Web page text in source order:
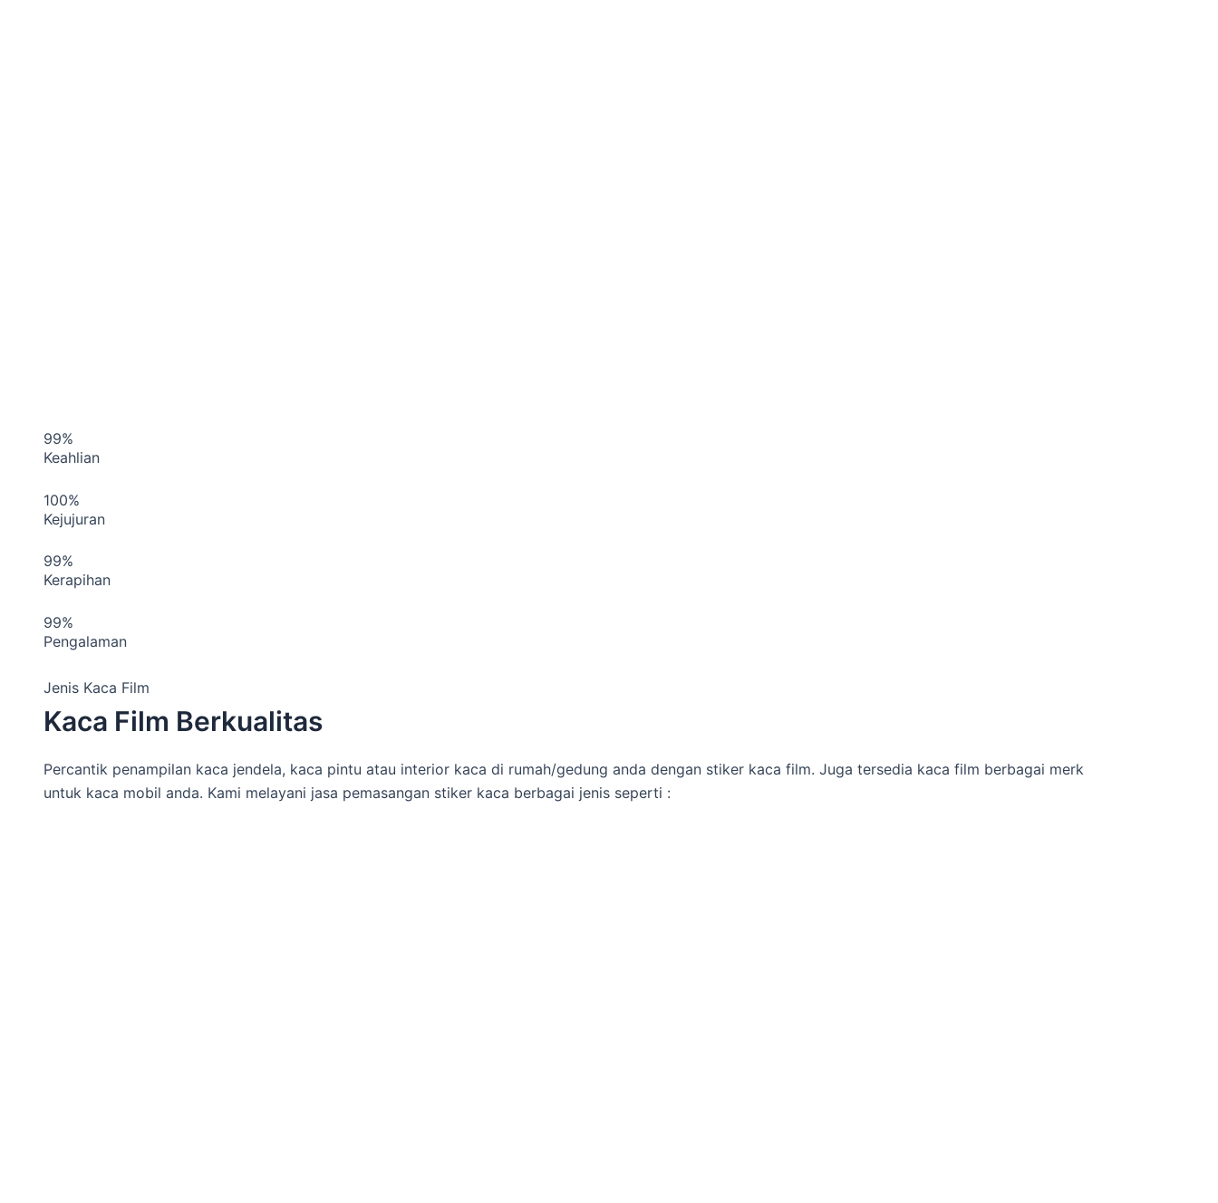
99%
Keahlian
100%
Kejujuran
99%
Kerapihan
99%
Pengalaman
Jenis Kaca Film
Kaca Film Berkualitas
Percantik penampilan kaca jendela, kaca pintu atau interior kaca di rumah/gedung anda dengan stiker kaca film. Juga tersedia kaca film berbagai merk
untuk kaca mobil anda. Kami melayani jasa pemasangan stiker kaca berbagai jenis seperti :